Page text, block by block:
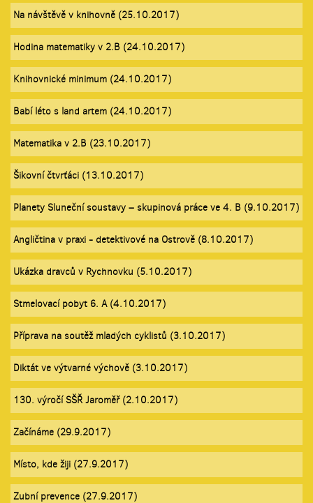
Na návštěvě v knihovně (25.10.2017)
Hodina matematiky v 2.B (24.10.2017)
Knihovnické minimum (24.10.2017)
Babí léto s land artem (24.10.2017)
Matematika v 2.B (23.10.2017)
Šikovní čtvrťáci (13.10.2017)
Planety Sluneční soustavy – skupinová práce ve 4. B (9.10.2017)
Angličtina v praxi - detektivové na Ostrově (8.10.2017)
Ukázka dravců v Rychnovku (5.10.2017)
Stmelovací pobyt 6. A (4.10.2017)
Příprava na soutěž mladých cyklistů (3.10.2017)
Diktát ve výtvarné výchově (3.10.2017)
130. výročí SŠŘ Jaroměř (2.10.2017)
Začínáme (29.9.2017)
Místo, kde žiji (27.9.2017)
Zubní prevence (27.9.2017)